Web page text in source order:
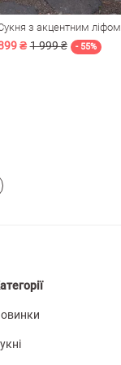
з акцентним ліфом
₴ 1 999 ₴ - 55%